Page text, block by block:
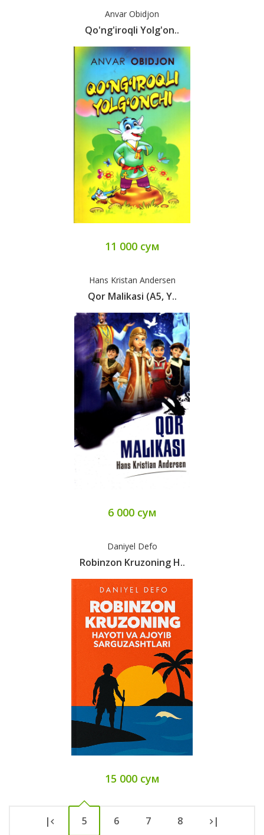
Anvar Obidjon
Qo'ng'iroqli Yolg'on..
11 000 сум
Hans Kristan Andersen
Qor Malikasi (А5, Y..
6 000 сум
Daniyel Defo
Robinzon Kruzoning H..
15 000 сум
| 5 6 7 8 |